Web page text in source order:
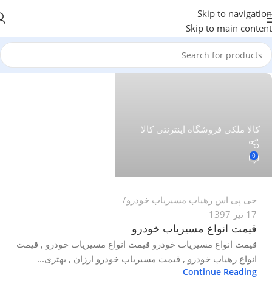
Skip to navigation
Skip to main content
کالا ملکی فروشگاه اینترنتی کالا
0
جی پی اس رهیاب مسیریاب خودرو
17 تیر 1397
قیمت انواع مسیریاب خودرو
قیمت انواع مسیریاب خودرو قیمت انواع مسیریاب خودرو , قیمت
انواع رهیاب خودرو , قیمت مسیریاب خودرو ارزان , بهتری...
Continue Reading